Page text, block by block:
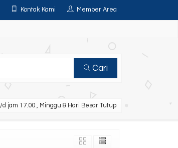
Kontak Kami Member Area
Cari
d jam 17.00 , Minggu & Hari Besar Tutup